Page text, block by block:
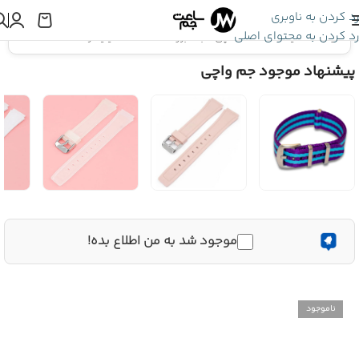
رد کردن به ناوبری
رد کردن به محتوای اصلی
اینجا هستید:بند ساعت مچی»بند برزنت ساعت 20 میلیمتر | کد 4024
پیشنهاد موجود جم واچی
موجود شد به من اطلاع بده!
ناموجود